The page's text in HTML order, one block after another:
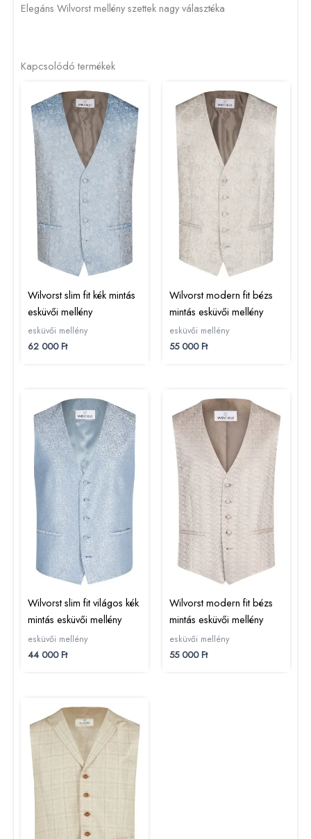
Elegáns Wilvorst mellény szettek nagy választéka
Kapcsolódó termékek
Wilvorst slim fit kék mintás
esküvői mellény
esküvői mellény
62 000Ft
Wilvorst modern fit bézs
mintás esküvői mellény
esküvői mellény
55 000Ft
Wilvorst slim fit világos kék
mintás esküvői mellény
esküvői mellény
44 000Ft
Wilvorst modern fit bézs
mintás esküvői mellény
esküvői mellény
55 000Ft